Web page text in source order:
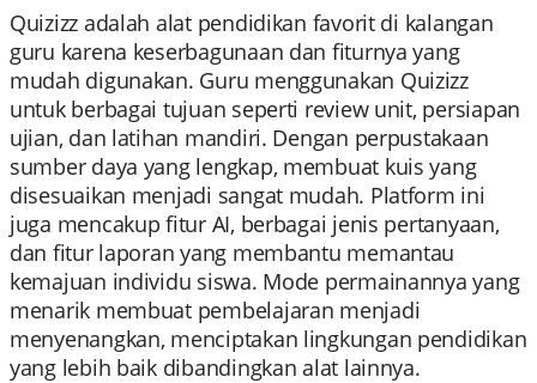
Quizizz adalah alat pendidikan favorit di kalangan
guru karena keserbagunaan dan fiturnya yang
mudah digunakan. Guru menggunakan Quizizz
untuk berbagai tujuan seperti review unit, persiapan
ujian, dan latihan mandiri. Dengan perpustakaan
sumber daya yang lengkap, membuat kuis yang
disesuaikan menjadi sangat mudah. Platform ini
juga mencakup fitur AI, berbagai jenis pertanyaan,
dan fitur laporan yang membantu memantau
kemajuan individu siswa. Mode permainannya yang
menarik membuat pembelajaran menjadi
menyenangkan, menciptakan lingkungan pendidikan
yang lebih baik dibandingkan alat lainnya.